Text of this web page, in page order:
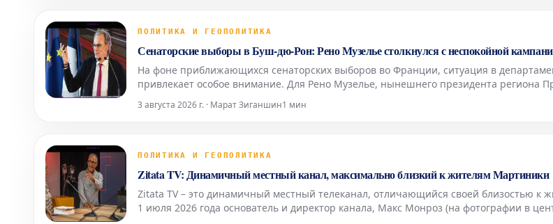
ПОЛИТИКА И ГЕОПОЛИТИКА
Сенаторские выборы в Буш-дю-Рон: Рено Музелье столкнулся с неспокойной
На фоне приближающихся сенаторских выборов во Франции, ситуация в
привлекает особое внимание. Для Рено Музелье, нынешнего президента региона
Политическая атмосфер
3 августа 2026 г. · Марат Зиганшин1 мин
ПОЛИТИКА И ГЕОПОЛИТИКА
Zitata TV: Динамичный местный канал, максимально близкий к жителям Мартиники
Zitata TV – это динамичный местный телеканал, отличающийся своей близостью к
1 июля 2026 года основатель и директор канала, Макс Монроз (на фотографии в